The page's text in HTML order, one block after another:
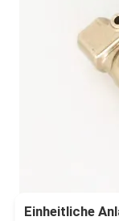
Einheitliche